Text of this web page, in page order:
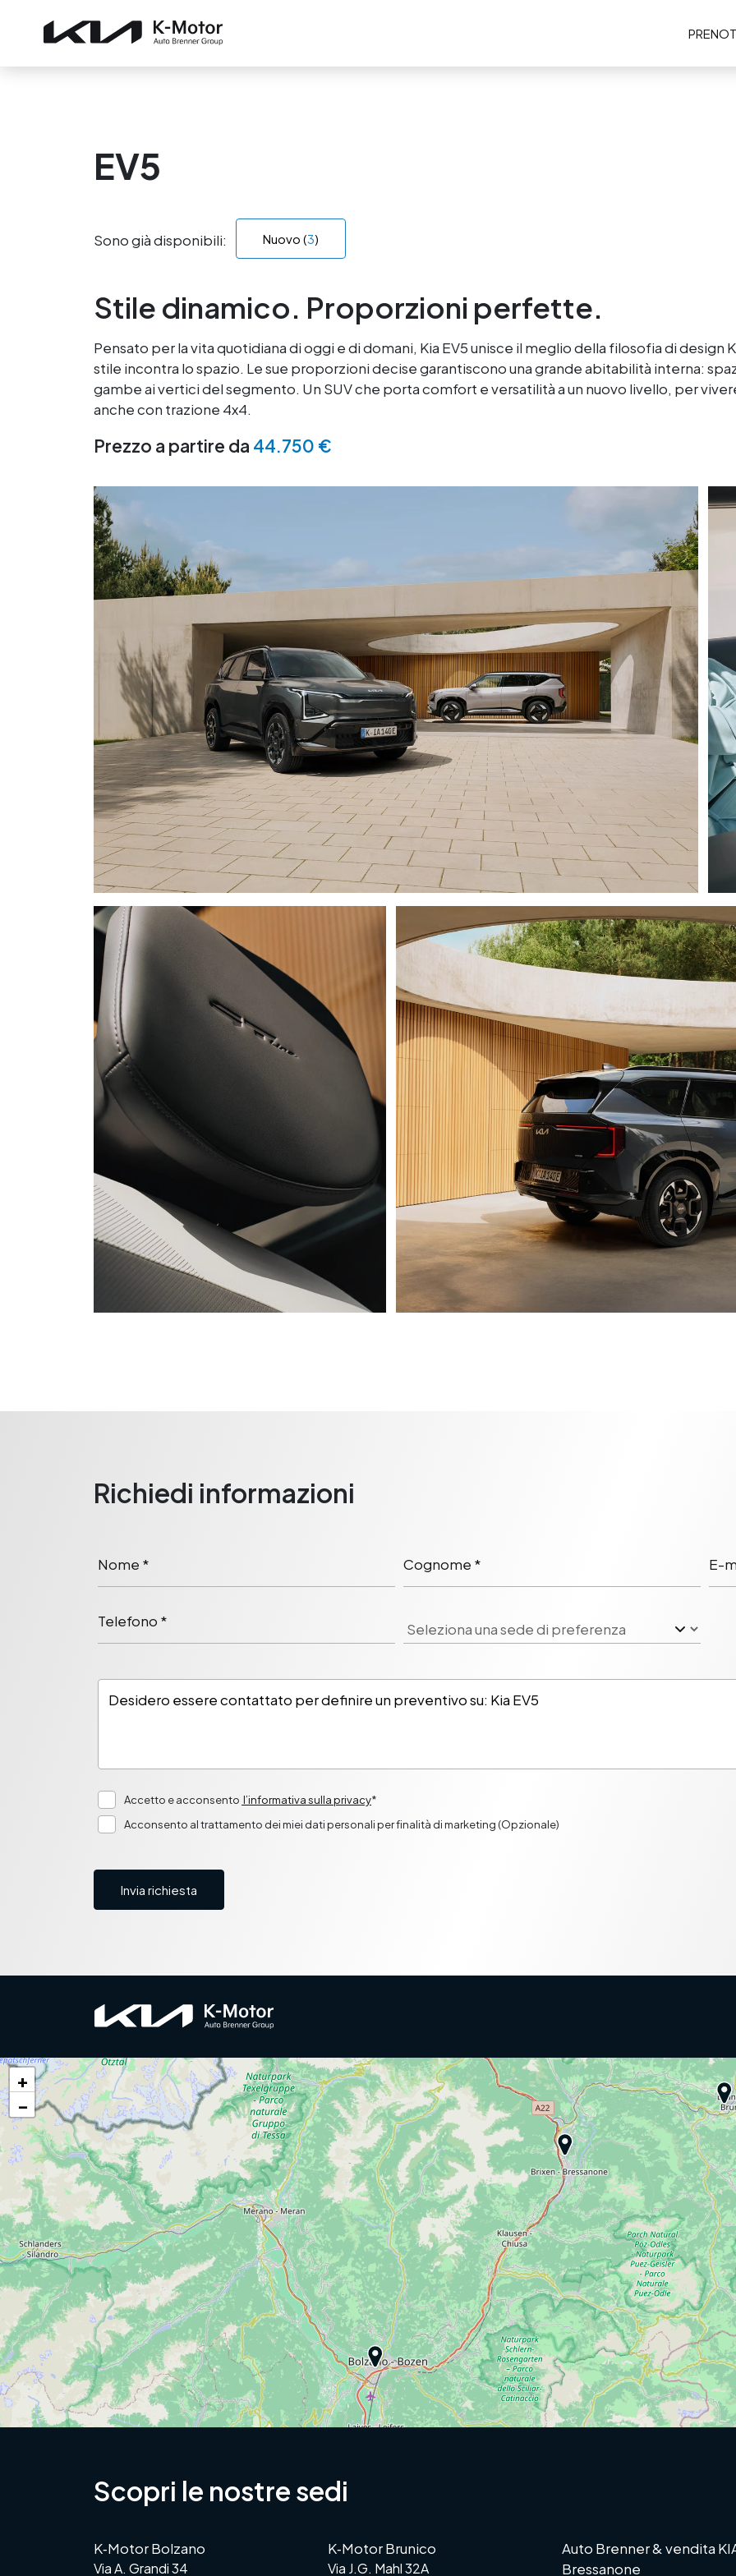
EV5
Sono già disponibili: Nuovo (3)
Stile dinamico. Proporzioni perfette.
Pensato per la vita quotidiana di oggi e di domani, Kia EV5 unisce il meglio della filosofia di design
stile incontra lo spazio. Le sue proporzioni decise garantiscono una grande abitabilità interna:
gambe ai vertici del segmento. Un SUV che porta comfort e versatilità a un nuovo livello, per
anche con trazione 4x4.
Prezzo a partire da 44.750 €
Richiedi informazioni
Nome * Cognome * E-
Telefono *
Accetto e acconsento l’informativa sulla privacy*
Acconsento al trattamento dei miei dati personali per finalità di marketing (Opzionale)
Invia richiesta
+
−
Scopri le nostre sedi
K‑Motor Bolzano
Via A. Grandi 34
K‑Motor Brunico
Via J.G. Mahl 32A
Auto Brenner & vendita
Bressanone